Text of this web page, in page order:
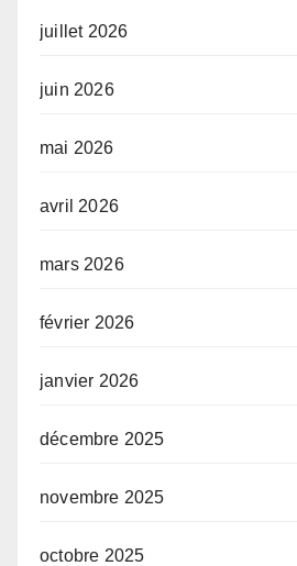
juillet 2026
juin 2026
mai 2026
avril 2026
mars 2026
février 2026
janvier 2026
décembre 2025
novembre 2025
octobre 2025